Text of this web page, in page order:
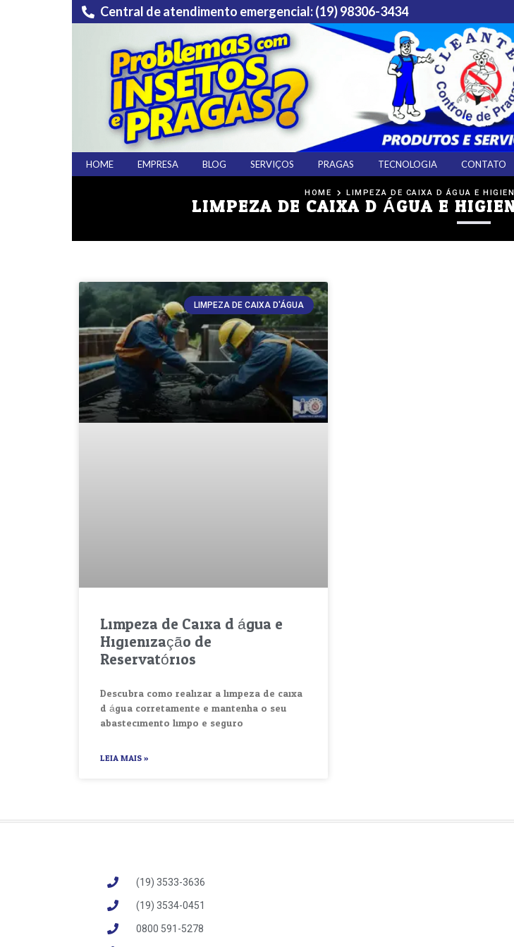
Central de atendimento emergencial: (19) 98306-3434
HOME EMPRESA BLOG SERVIÇOS PRAGAS TECNOLOGIA CONTATO
HOME LIMPEZA DE CAIXA D ÁGUA E
LIMPEZA DE CAIXA D ÁGUA E
LIMPEZA DE CAIXA D'ÁGUA
Limpeza de Caixa d água e
Higienização de
Reservatórios
Descubra como realizar a limpeza de caixa
d água corretamente e mantenha o seu
abastecimento limpo e seguro.
LEIA MAIS »
(19) 3533-3636
(19) 3534-0451
‪0800 591-5278‬